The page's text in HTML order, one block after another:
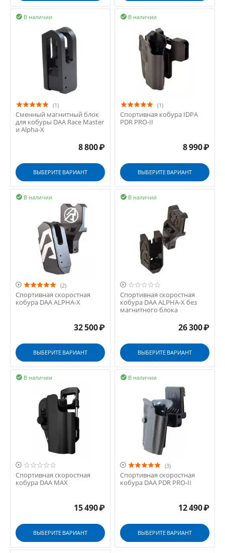
В наличии

(1)
Сменный магнитный блок
для кобуры DAA Race Master
и Alpha-X
8 800₽
ВЫБЕРИТЕ ВАРИАНТ
В наличии

(1)
Спортивная кобура IDPA
PDR PRO-II
8 990₽
ВЫБЕРИТЕ ВАРИАНТ
В наличии

 (2)
Спортивная скоростная
кобура DAA ALPHA-X
32 500₽
ВЫБЕРИТЕ ВАРИАНТ
В наличии


Спортивная скоростная
кобура DAA ALPHA-X без
магнитного блока
26 300₽
ВЫБЕРИТЕ ВАРИАНТ
В наличии


Спортивная скоростная
кобура DAA MAX
15 490₽
ВЫБЕРИТЕ ВАРИАНТ
В наличии

 (3)
Спортивная скоростная
кобура DAA PDR PRO-II
12 490₽
ВЫБЕРИТЕ ВАРИАНТ